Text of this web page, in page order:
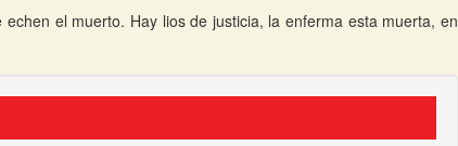
el muerto. Hay lios de justicia, la enferma esta muerta, en